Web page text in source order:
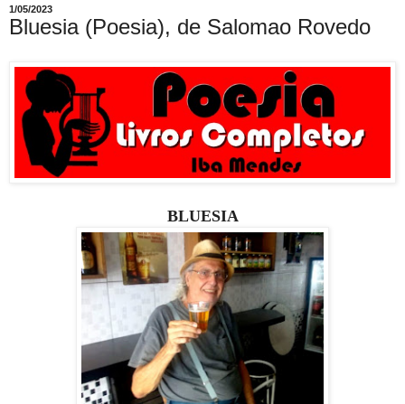
1/05/2023
Bluesia (Poesia), de Salomao Rovedo
BLUESIA